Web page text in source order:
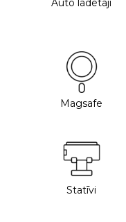
Auto lādētāji
Magsafe
Statīvi